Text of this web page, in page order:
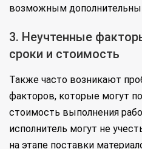
возможным
3. Неучтенные
сроки и стоимость
Также часто возникают
факторов, которые могут
стоимость выполнения
исполнитель могут не
на этапе поставки